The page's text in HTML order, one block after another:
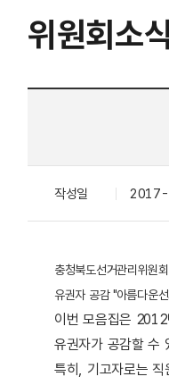
위원회소식
작성일
충청북도선거관리위원
유권자 공감 "아름다운
이번 모음집은
유권자가 공감할 수
특히, 기고자로는